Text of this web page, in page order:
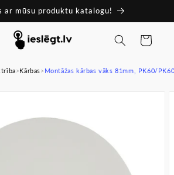
ar mūsu produktu katalogu!
Ratiņi
>Kārbas>Montāžas kārbas vāks 81mm, PK60/